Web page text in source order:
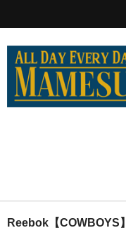
ホーム
Reebok【